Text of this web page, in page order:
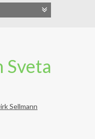
Sveta
Sellmann